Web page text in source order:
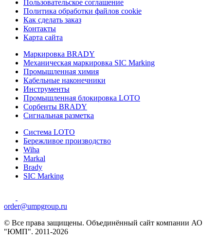
Пользовательское соглашение
Политика обработки файлов cookie
Как сделать заказ
Контакты
Карта сайта
Маркировка BRADY
Механическая маркировка SIC Marking
Промышленная химия
Кабельные наконечники
Инструменты
Промышленная блокировка LOTO
Сорбенты BRADY
Сигнальная разметка
Система LOTO
Бережливое производство
Wiha
Markal
Brady
SIC Marking
order@umpgroup.ru
© Все права защищены. Объединённый сайт компании АО
"ЮМП". 2011-2026